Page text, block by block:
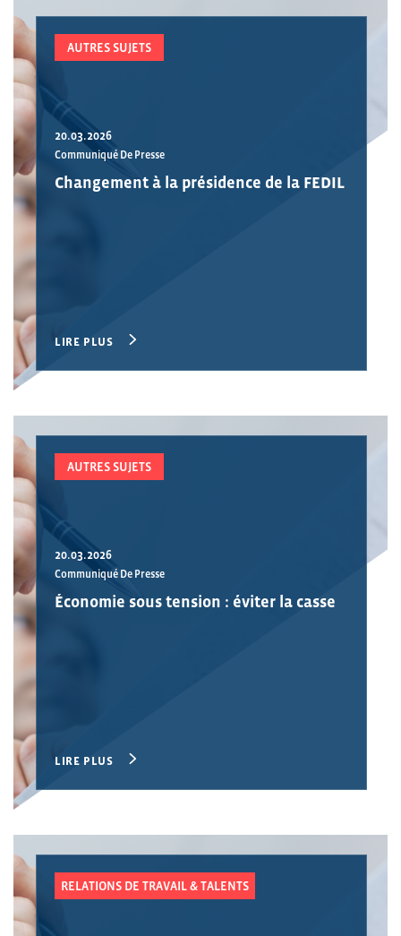
AUTRES SUJETS
20.03.2026
Communiqué De Presse
Changement à la présidence de la FEDIL
LIRE PLUS
AUTRES SUJETS
20.03.2026
Communiqué De Presse
Économie sous tension : éviter la casse
LIRE PLUS
RELATIONS DE TRAVAIL & TALENTS